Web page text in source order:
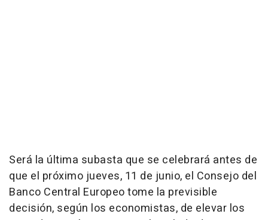
Será la última subasta que se celebrará antes de
que el próximo jueves, 11 de junio, el Consejo del
Banco Central Europeo tome la previsible
decisión, según los economistas, de elevar los